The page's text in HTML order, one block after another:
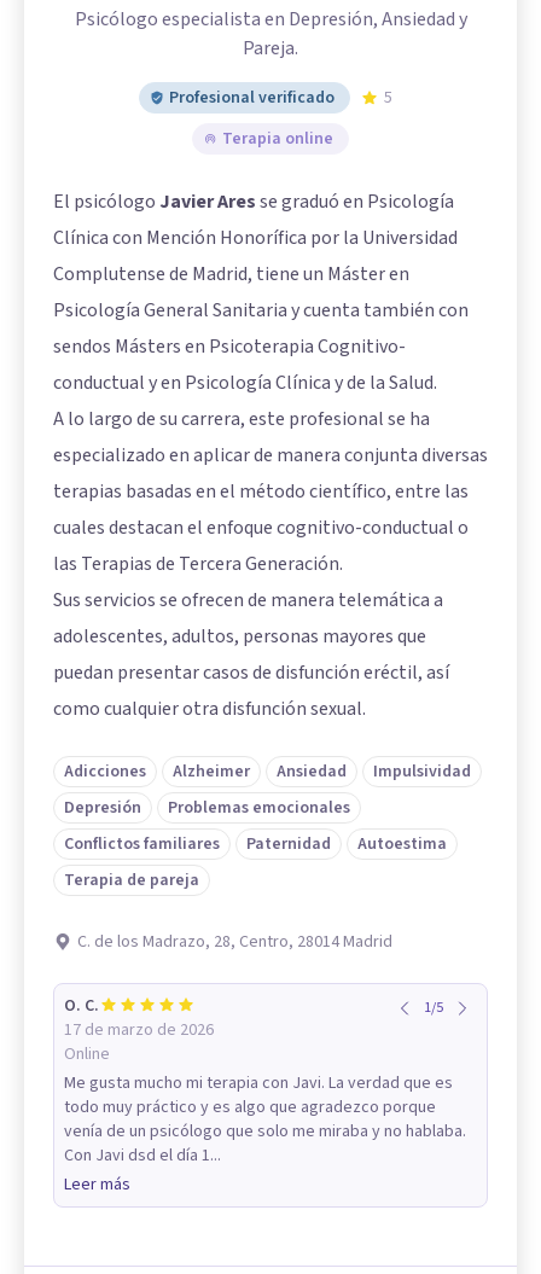
Psicólogo especialista en Depresión, Ansiedad y
Pareja.
Profesional verificado
5
Terapia online
El psicólogo Javier Aresse graduó en Psicología
Clínica con Mención Honorífica por la Universidad
Complutense de Madrid, tiene un Máster en
Psicología General Sanitaria y cuenta también con
sendos Másters en Psicoterapia Cognitivo-
conductual y en Psicología Clínica y de la Salud.
A lo largo de su carrera, este profesional se ha
especializado en aplicar de manera conjunta diversas
terapias basadas en el método científico, entre las
cuales destacan el enfoque cognitivo-conductual o
las Terapias de Tercera Generación.
Sus servicios se ofrecen de manera telemática a
adolescentes, adultos, personas mayores que
puedan presentar casos de disfunción eréctil, así
como cualquier otra disfunción sexual.
Adicciones Alzheimer Ansiedad
Impulsividad
Depresión
Problemas emocionales
Conflictos familiares
Paternidad
Autoestima
Terapia de pareja
C. de los Madrazo, 28, Centro, 28014 Madrid
O. C.
17 de marzo de 2026
Online
1/5
Me gusta mucho mi terapia con Javi. La verdad que es
todo muy práctico y es algo que agradezco porque
venía de un psicólogo que solo me miraba y no hablaba.
Con Javi dsd el día 1...
Leer más